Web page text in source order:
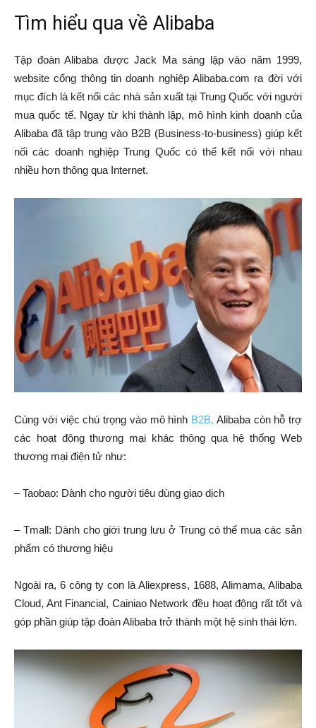
Tìm hiểu qua về Alibaba
Tập đoàn Alibaba được Jack Ma sáng lập vào năm 1999,
website cổng thông tin doanh nghiệp Alibaba.com ra đời với
mục đích là kết nối các nhà sản xuất tại Trung Quốc với người
mua quốc tế. Ngay từ khi thành lập, mô hình kinh doanh của
Alibaba đã tập trung vào B2B (Business-to-business) giúp kết
nối các doanh nghiệp Trung Quốc có thể kết nối với nhau
nhiều hơn thông qua Internet.
Cùng với việc chú trọng vào mô hình B2B, Alibaba còn hỗ trợ
các hoạt động thương mại khác thông qua hệ thống Web
thương mại điện tử như:
– Taobao: Dành cho người tiêu dùng giao dịch
– Tmall: Dành cho giới trung lưu ở Trung có thể mua các sản
phẩm có thương hiệu
Ngoài ra, 6 công ty con là Aliexpress, 1688, Alimama, Alibaba
Cloud, Ant Financial, Cainiao Network đều hoạt động rất tốt và
góp phần giúp tập đoàn Alibaba trở thành một hệ sinh thái lớn.